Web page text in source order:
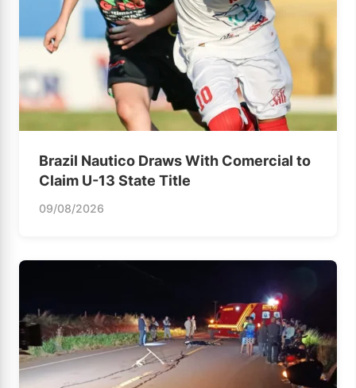
Brazil Nautico Draws With Comercial to
Claim U-13 State Title
09/08/2026